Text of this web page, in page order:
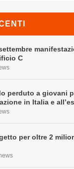
C
perduto a giovani
in Italia e
per oltre 2